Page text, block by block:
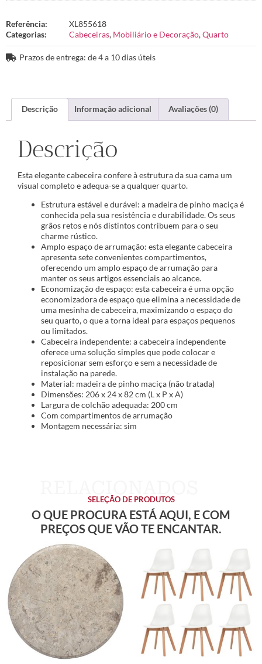
Referência:
XL855618
Categorias:
Cabeceiras, Mobiliário e Decoração,Quarto
Prazos de entrega: de 4 a 10 dias úteis
Descrição Informação adicional Avaliações (0)
Descrição
Esta elegante cabeceira confere à estrutura da sua cama um
visual completo e adequa-se a qualquer quarto.
Estrutura estável e durável: a madeira de pinho maciça é
conhecida pela sua resistência e durabilidade. Os seus
grãos retos e nós distintos contribuem para o seu
charme rústico.
Amplo espaço de arrumação: esta elegante cabeceira
apresenta sete convenientes compartimentos,
oferecendo um amplo espaço de arrumação para
manter os seus artigos essenciais ao alcance.
Economização de espaço: esta cabeceira é uma opção
economizadora de espaço que elimina a necessidade de
uma mesinha de cabeceira, maximizando o espaço do
seu quarto, o que a torna ideal para espaços pequenos
ou limitados.
Cabeceira independente: a cabeceira independente
oferece uma solução simples que pode colocar e
reposicionar sem esforço e sem a necessidade de
instalação na parede.
Material: madeira de pinho maciça (não tratada)
Dimensões: 206 x 24 x 82 cm (L x P x A)
Largura de colchão adequada: 200 cm
Com compartimentos de arrumação
Montagem necessária: sim
SELEÇÃO DE PRODUTOS
O QUE PROCURA ESTÁ AQUI, E COM
PREÇOS QUE VÃO TE ENCANTAR.